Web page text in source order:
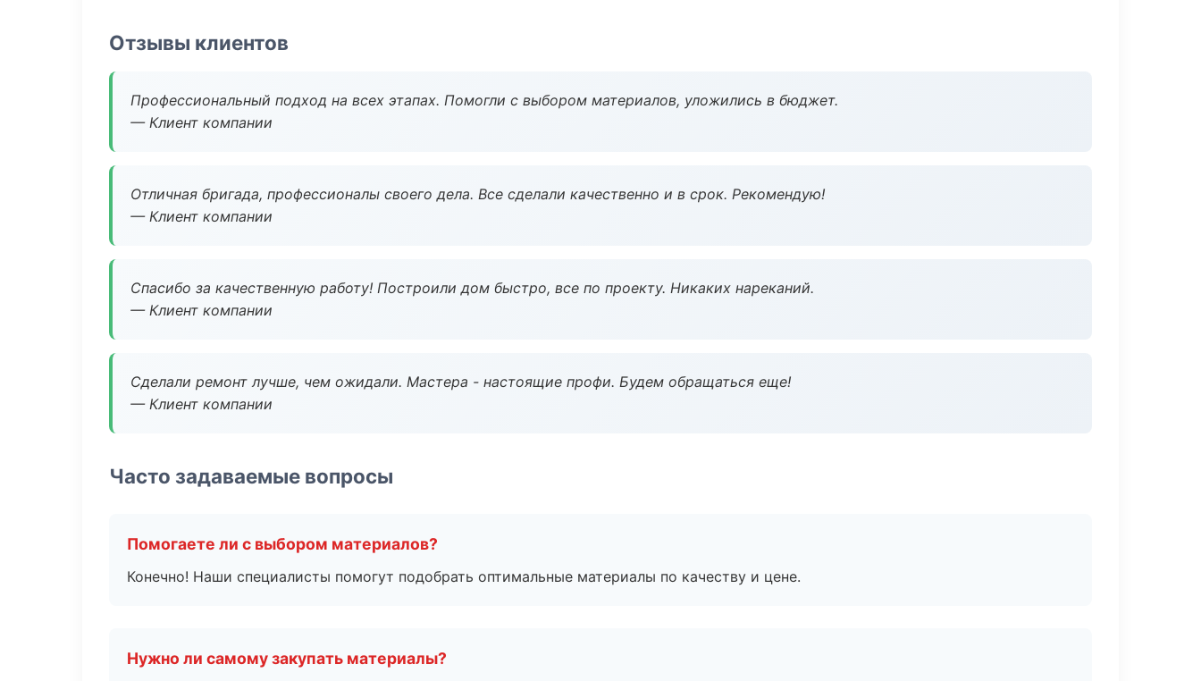
Отзывы клиентов
Профессиональный подход на всех этапах. Помогли с выбором материалов, уложились в бюджет.
— Клиент компании
Отличная бригада, профессионалы своего дела. Все сделали качественно и в срок. Рекомендую!
— Клиент компании
Спасибо за качественную работу! Построили дом быстро, все по проекту. Никаких нареканий.
— Клиент компании
Сделали ремонт лучше, чем ожидали. Мастера - настоящие профи. Будем обращаться еще!
— Клиент компании
Часто задаваемые вопросы
Помогаете ли с выбором материалов?
Конечно! Наши специалисты помогут подобрать оптимальные материалы по качеству и цене.
Нужно ли самому закупать материалы?